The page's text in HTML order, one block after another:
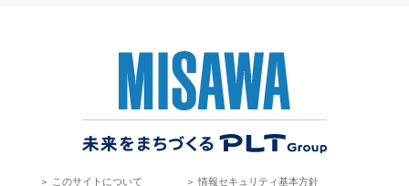
＞ このサイトについて ＞情報セキュリティ基本方針